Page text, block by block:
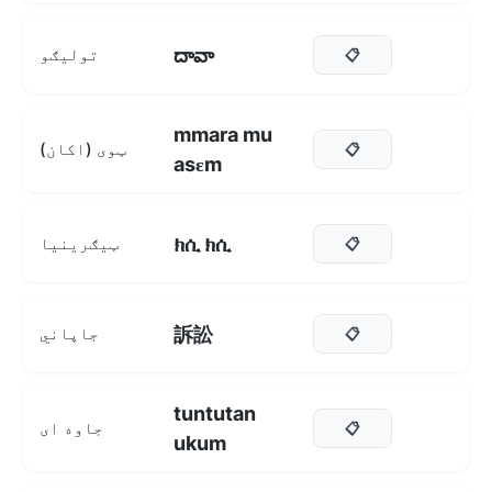
تولیګو దావా 📋
ټوی (اکان)
mmara mu
asɛm
📋
ټیګرینیا ክሲ ክሲ 📋
جاپاني 訴訟 📋
جاوه ای
tuntutan
ukum
📋